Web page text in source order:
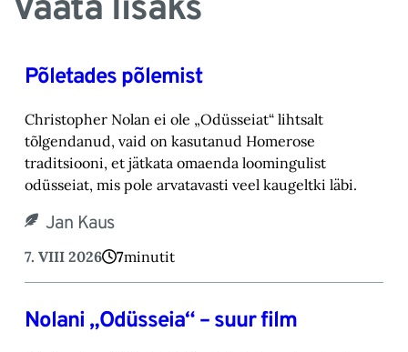
Vaata lisaks
Põletades põlemist
Christopher Nolan ei ole „Odüsseiat“ lihtsalt
tõlgendanud, vaid on kasutanud Homerose
tra‎ditsiooni, et jätkata omaenda loomingulist
odüsseiat, mis pole arvatavasti veel kaugeltki läbi.‎
Jan Kaus
7. VIII 2026 7minutit
Nolani „Odüsseia“ – suur film